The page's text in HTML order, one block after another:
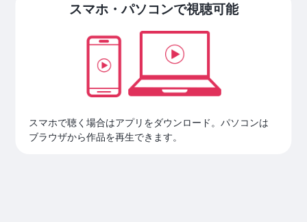
スマホ・パソコンで視聴可能
スマホで聴く場合はアプリをダウンロード。パソコンは
ブラウザから作品を再生できます。